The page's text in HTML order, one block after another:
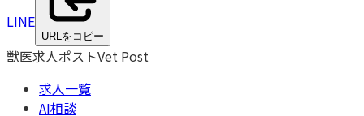
LINE
URLをコピー
獣医求人ポストVet Post
求人一覧
AI相談